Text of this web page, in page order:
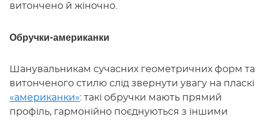
витончено й жіночно.
Обручки-американки
Шанувальникам сучасних геометричних форм та
витонченого стилю слід звернути увагу на пласкі
«американки»: такі обручки мають прямий
профіль, гармонійно поєднуються з іншими